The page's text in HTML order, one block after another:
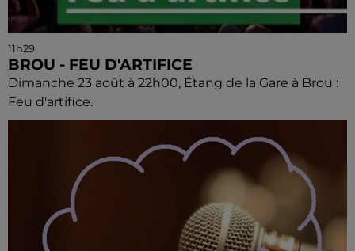
11h29
BROU - FEU D'ARTIFICE
Dimanche 23 août à 22h00, Étang de la Gare à Brou :
Feu d'artifice.